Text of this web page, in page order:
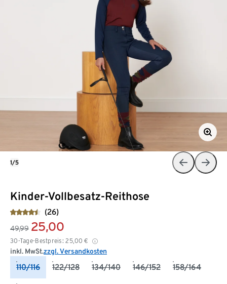
Kinder-Vollbesatz-Reithose
(26)
49,99 25,00
30-Tage-Bestpreis: 25,00 €
inkl. MwSt.zzgl. Versandkosten
110/116 122/128 134/140 146/152 158/164
1/5